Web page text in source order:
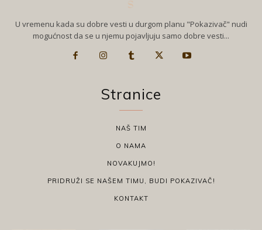
U vremenu kada su dobre vesti u durgom planu "Pokazivač" nudi
mogućnost da se u njemu pojavljuju samo dobre vesti...
Stranice
NAŠ TIM
O NAMA
NOVAKUJMO!
PRIDRUŽI SE NAŠEM TIMU, BUDI POKAZIVAČ!
KONTAKT